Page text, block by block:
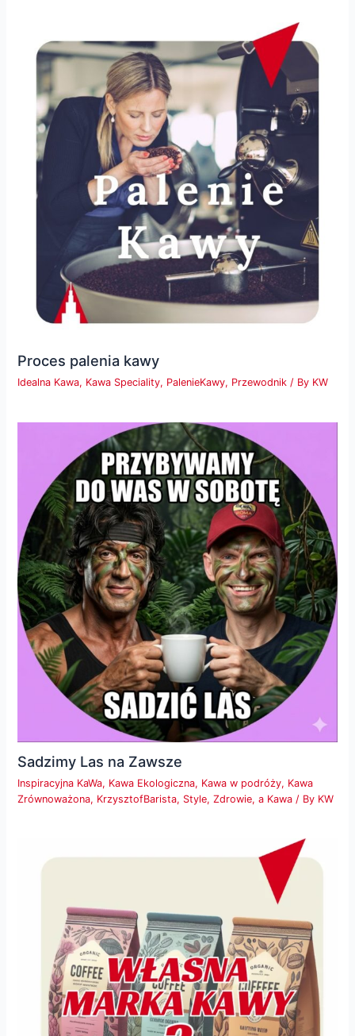
Proces palenia kawy
Idealna Kawa, Kawa Speciality, PalenieKawy, Przewodnik / By KW
Sadzimy Las na Zawsze
Inspiracyjna KaWa, Kawa Ekologiczna, Kawa w podróży, Kawa
Zrównoważona, KrzysztofBarista, Style,Zdrowie, a Kawa / By KW